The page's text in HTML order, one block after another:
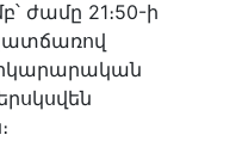
ժամը 21։50-ի